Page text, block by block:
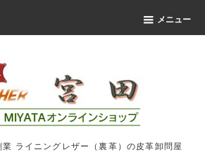
メニュー
ライニングレザー（裏革）の皮革卸問屋